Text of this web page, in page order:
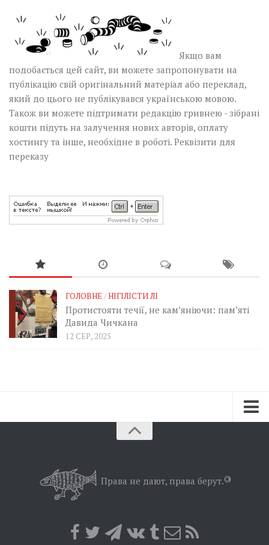
Якщо вам
подобається цей сайт, ви можете запропонувати на
публікацію свій оригінальний матеріал або переклад,
який до цього не публікувався українською мовою.
Також ви можете підтримати редакцію гривнею - зібрані
кошти підуть на залучення нових авторів, оплату
хостингу та інше, необхідне в роботі. Реквізити для
переказу
ГОЛОВНЕ /НІГІЛІСТИ ЛІ
Протистояти течії, не кам’яніючи: пам’яті
Давида Чичкана
12 СЕР, 2025
Позиція
Права не дают, права берут.©